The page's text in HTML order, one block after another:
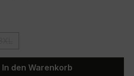
gewünschten Wert
In den Warenkorb